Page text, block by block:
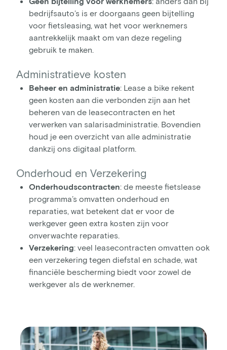
bedrijfsauto’s is er doorgaans geen bijtelling
voor fietsleasing, wat het voor werknemers
aantrekkelijk maakt om van deze regeling
gebruik te maken.
Administratieve kosten
Beheer en administratie: Lease a bike rekent
geen kosten aan die verbonden zijn aan het
beheren van de leasecontracten en het
verwerken van salarisadministratie. Bovendien
houd je een overzicht van alle administratie
dankzij ons digitaal platform.
Onderhoud en Verzekering
Onderhoudscontracten: de meeste fietslease
programma’s omvatten onderhoud en
reparaties, wat betekent dat er voor de
werkgever geen extra kosten zijn voor
onverwachte reparaties.
Verzekering: veel leasecontracten omvatten ook
een verzekering tegen diefstal en schade, wat
financiële bescherming biedt voor zowel de
werkgever als de werknemer.